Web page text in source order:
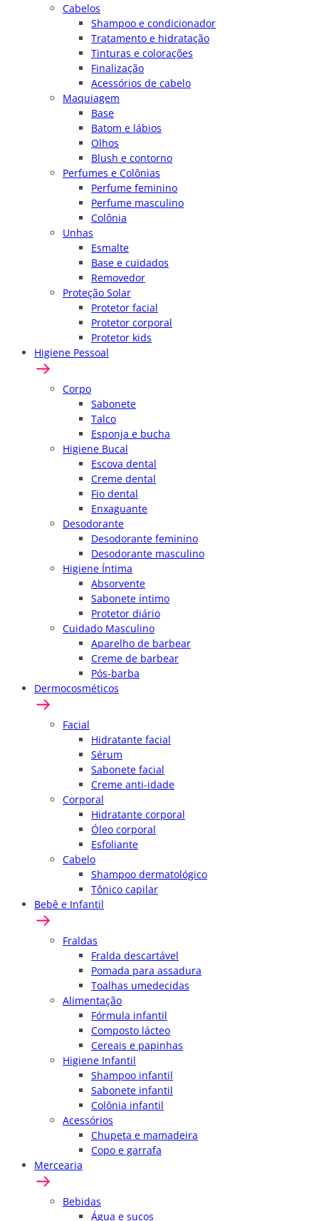
Cabelos
Shampoo e condicionador
Tratamento e hidratação
Tinturas e colorações
Finalização
Acessórios de cabelo
Maquiagem
Base
Batom e lábios
Olhos
Blush e contorno
Perfumes e Colônias
Perfume feminino
Perfume masculino
Colônia
Unhas
Esmalte
Base e cuidados
Removedor
Proteção Solar
Protetor facial
Protetor corporal
Protetor kids
Higiene Pessoal
Corpo
Sabonete
Talco
Esponja e bucha
Higiene Bucal
Escova dental
Creme dental
Fio dental
Enxaguante
Desodorante
Desodorante feminino
Desodorante masculino
Higiene Íntima
Absorvente
Sabonete íntimo
Protetor diário
Cuidado Masculino
Aparelho de barbear
Creme de barbear
Pós-barba
Dermocosméticos
Facial
Hidratante facial
Sérum
Sabonete facial
Creme anti-idade
Corporal
Hidratante corporal
Óleo corporal
Esfoliante
Cabelo
Shampoo dermatológico
Tônico capilar
Bebê e Infantil
Fraldas
Fralda descartável
Pomada para assadura
Toalhas umedecidas
Alimentação
Fórmula infantil
Composto lácteo
Cereais e papinhas
Higiene Infantil
Shampoo infantil
Sabonete infantil
Colônia infantil
Acessórios
Chupeta e mamadeira
Copo e garrafa
Mercearia
Bebidas
Água e sucos